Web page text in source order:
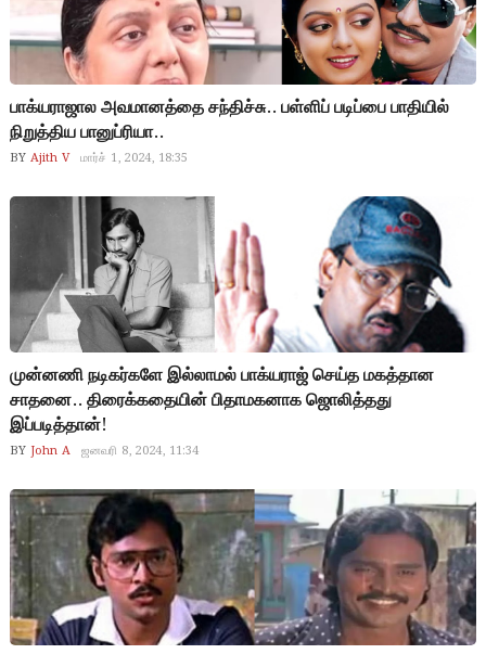
பாக்யராஜால அவமானத்தை சந்திச்சு.. பள்ளிப் படிப்பை பாதியில்
நிறுத்திய பானுப்ரியா..
BY Ajith V மார்ச் 1, 2024, 18:35
முன்னணி நடிகர்களே இல்லாமல் பாக்யராஜ் செய்த மகத்தான
சாதனை.. திரைக்கதையின் பிதாமகனாக ஜொலித்தது
இப்படித்தான்!
BY John A ஜனவரி 8, 2024, 11:34